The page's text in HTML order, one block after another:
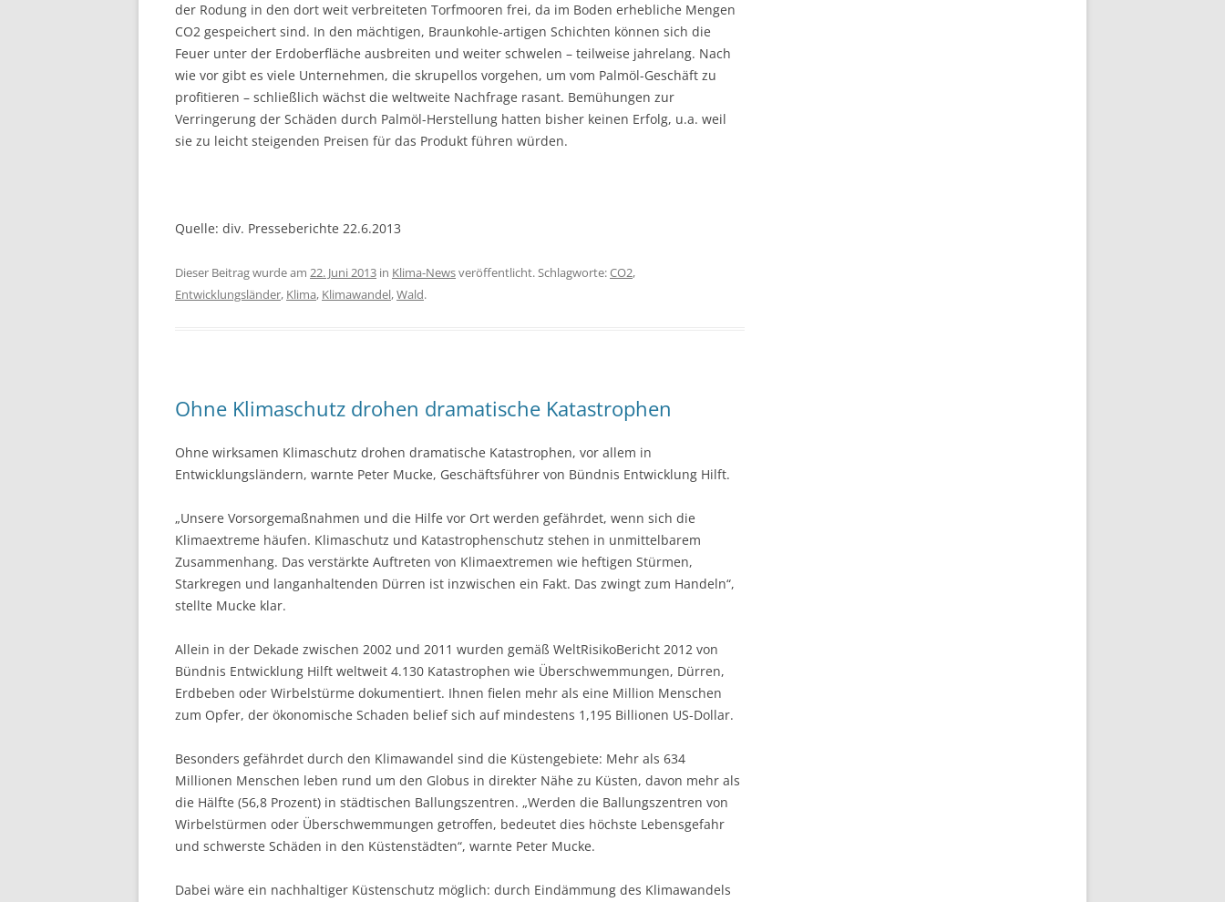
der Rodung in den dort weit verbreiteten Torfmooren frei, da im Boden erhebliche Mengen
CO2 gespeichert sind. In den mächtigen, Braunkohle-artigen Schichten können sich die
Feuer unter der Erdoberfläche ausbreiten und weiter schwelen – teilweise jahrelang. Nach
wie vor gibt es viele Unternehmen, die skrupellos vorgehen, um vom Palmöl-Geschäft zu
profitieren – schließlich wächst die weltweite Nachfrage rasant. Bemühungen zur
Verringerung der Schäden durch Palmöl-Herstellung hatten bisher keinen Erfolg, u.a. weil
sie zu leicht steigenden Preisen für das Produkt führen würden.
Quelle: div. Presseberichte 22.6.2013
Dieser Beitrag wurde am 22. Juni 2013 in Klima-Newsveröffentlicht. Schlagworte:CO2,
Entwicklungsländer, Klima, Klimawandel,Wald.
Ohne Klimaschutz drohen dramatische Katastrophen
Ohne wirksamen Klimaschutz drohen dramatische Katastrophen, vor allem in
Entwicklungsländern, warnte Peter Mucke, Geschäftsführer von Bündnis Entwicklung Hilft.
„Unsere Vorsorgemaßnahmen und die Hilfe vor Ort werden gefährdet, wenn sich die
Klimaextreme häufen. Klimaschutz und Katastrophenschutz stehen in unmittelbarem
Zusammenhang. Das verstärkte Auftreten von Klimaextremen wie heftigen Stürmen,
Starkregen und langanhaltenden Dürren ist inzwischen ein Fakt. Das zwingt zum Handeln“,
stellte Mucke klar.
Allein in der Dekade zwischen 2002 und 2011 wurden gemäß WeltRisikoBericht 2012 von
Bündnis Entwicklung Hilft weltweit 4.130 Katastrophen wie Überschwemmungen, Dürren,
Erdbeben oder Wirbelstürme dokumentiert. Ihnen fielen mehr als eine Million Menschen
zum Opfer, der ökonomische Schaden belief sich auf mindestens 1,195 Billionen US-Dollar.
Besonders gefährdet durch den Klimawandel sind die Küstengebiete: Mehr als 634
Millionen Menschen leben rund um den Globus in direkter Nähe zu Küsten, davon mehr als
die Hälfte (56,8 Prozent) in städtischen Ballungszentren. „Werden die Ballungszentren von
Wirbelstürmen oder Überschwemmungen getroffen, bedeutet dies höchste Lebensgefahr
und schwerste Schäden in den Küstenstädten“, warnte Peter Mucke.
Dabei wäre ein nachhaltiger Küstenschutz möglich: durch Eindämmung des Klimawandels